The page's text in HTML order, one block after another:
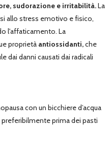
sudorazione e irritabilità.La
allo stress emotivo e fisico,
l'affaticamento. La
proprietà antiossidanti,che
dai danni causati dai radicali
con un bicchiere d’acqua
prima dei pasti